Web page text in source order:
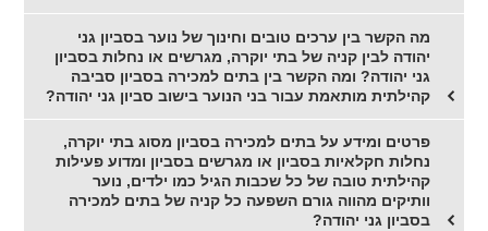
מה הקשר בין ערכים טובים וחינוך של נוער בסביון גני
יהודה לבין קניה של בתי יוקרה, מגרשים או נחלות בסביון
גני יהודה? ומה הקשר בין בתים למכירה בסביון סביבה
קהילתית מותאמת עבור בני הנוער בישוב סביון גני יהודה?
פרטים ומידע על בתים למכירה בסביון מסוג בתי יוקרה,
נחלות חקלאיות בסביון או מגרשים בסביון ומדוע פעילות
קהילתית טובה של כל שכבות הגיל כמו ילדים, נוער
וותיקים מהווה גורם השפעה כל קניה של בתים למכירה
בסביון גני יהודה?